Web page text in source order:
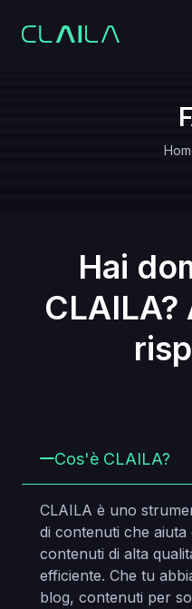
Hai
Cos'è CLAILA?
CLAILA è uno
di contenuti che
contenuti di alta
efficiente. Che tu
blog, contenuti per